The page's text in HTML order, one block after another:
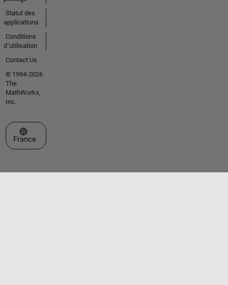
Statut des
applications
Conditions
d՚utilisation
Contact Us
© 1994-2026
The
MathWorks,
Inc.
Sélectionner un site web
France